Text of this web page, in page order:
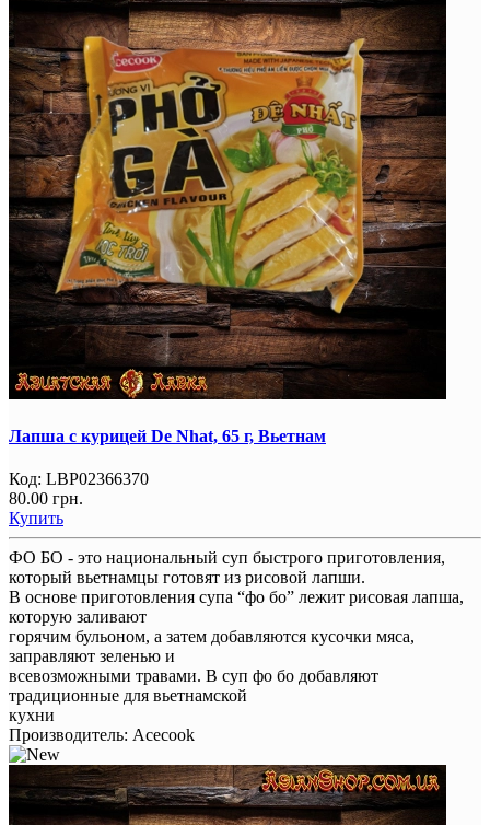
Лапша с курицей De Nhat, 65 г, Вьетнам
Код: LBP02366370
80.00 грн.
Купить
ФО БО - это национальный суп быстрого приготовления,
который вьетнамцы готовят из рисовой лапши.
В основе приготовления супа “фо бо” лежит рисовая лапша,
которую заливают
горячим бульоном, а затем добавляются кусочки мяса,
заправляют зеленью и
всевозможными травами. В суп фо бо добавляют
традиционные для вьетнамской
кухни
Производитель: Acecook